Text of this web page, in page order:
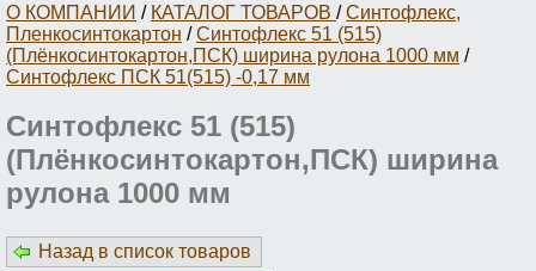
О КОМПАНИИ / КАТАЛОГ ТОВАРОВ /Синтофлекс,
Пленкосинтокартон /Синтофлекс 51 (515)
(Плёнкосинтокартон,ПСК) ширина рулона 1000 мм /
Синтофлекс ПСК 51(515) -0,17 мм
Синтофлекс 51 (515)
(Плёнкосинтокартон,ПСК) ширина
рулона 1000 мм
Назад в список товаров